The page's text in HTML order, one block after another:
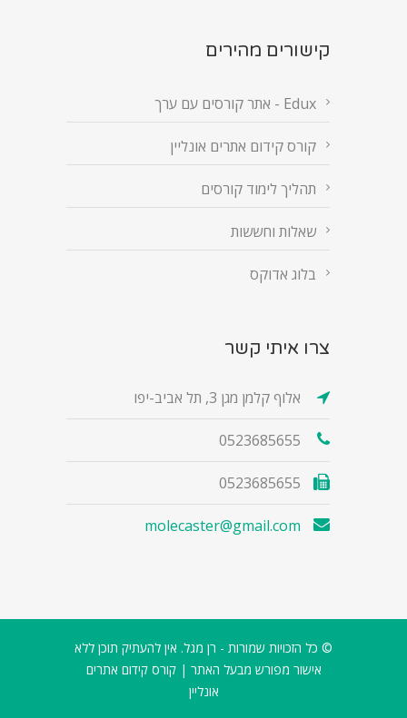
קישורים מהירים
Edux - אתר קורסים עם ערך
קורס קידום אתרים אונליין
תהליך לימוד קורסים
שאלות וחששות
בלוג אדוקס
צרו איתי קשר
אלוף קלמן מגן 3, תל אביב-יפו
0523685655
0523685655
molecaster@gmail.com
© כל הזכויות שמורות - רן מגל. אין להעתיק תוכן ללא
אישור מפורש מבעל האתר |קורס קידום אתרים
אונליין